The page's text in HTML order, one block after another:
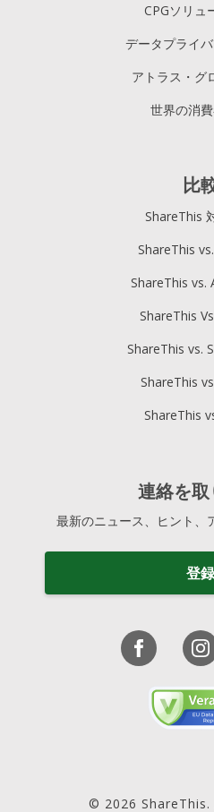
CPGソリュ
データプライ
アトラス・グ
世界の消
比
ShareThis
ShareThis
ShareThis vs.
ShareThis
ShareThis vs.
ShareThis
ShareThis
連絡を取
最新のニュース、ヒント、
登
© 2026 ShareThis.